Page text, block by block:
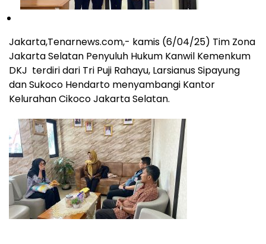
Jakarta,Tenarnews.com,- kamis (6/04/25) Tim Zona
Jakarta Selatan Penyuluh Hukum Kanwil Kemenkum
DKJ terdiri dari Tri Puji Rahayu, Larsianus Sipayung
dan Sukoco Hendarto menyambangi Kantor
Kelurahan Cikoco Jakarta Selatan.